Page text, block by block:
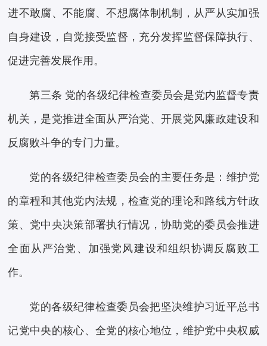
进不敢腐、不能腐、不想腐体制机制，从严从实加强
自身建设，自觉接受监督，充分发挥监督保障执行、
促进完善发展作用。
第三条 党的各级纪律检查委员会是党内监督专责
机关，是党推进全面从严治党、开展党风廉政建设和
反腐败斗争的专门力量。
党的各级纪律检查委员会的主要任务是：维护党
的章程和其他党内法规，检查党的理论和路线方针政
策、党中央决策部署执行情况，协助党的委员会推进
全面从严治党、加强党风建设和组织协调反腐败工
作。
党的各级纪律检查委员会把坚决维护习近平总书
记党中央的核心、全党的核心地位，维护党中央权威